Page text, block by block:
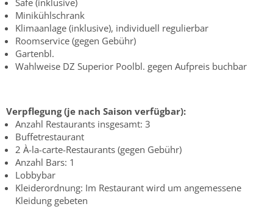
Safe (inklusive)
Minikühlschrank
Klimaanlage (inklusive), individuell regulierbar
Roomservice (gegen Gebühr)
Gartenbl.
Wahlweise DZ Superior Poolbl. gegen Aufpreis buchbar
Verpflegung (je nach Saison verfügbar):
Anzahl Restaurants insgesamt: 3
Buffetrestaurant
2 À-la-carte-Restaurants (gegen Gebühr)
Anzahl Bars: 1
Lobbybar
Kleiderordnung: Im Restaurant wird um angemessene
Kleidung gebeten